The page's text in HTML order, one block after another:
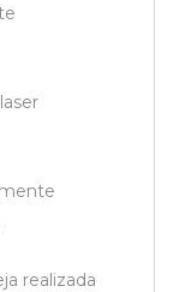
realizada